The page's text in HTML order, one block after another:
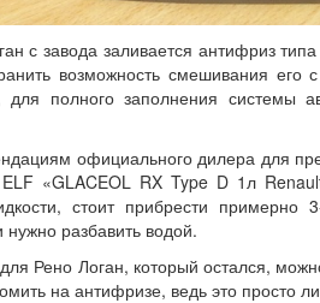
с завода заливается антифриз
возможность смешивания
для полного заполнения
официального дилера для
«GLACEOL RX Type D 1л
стоит прибрести примерно
нужно разбавить водой.
Рено Логан, который остался,
на антифризе, ведь это просто